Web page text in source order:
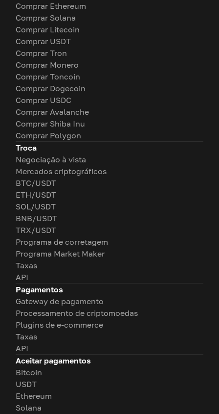
Comprar Ethereum
Comprar Solana
Comprar Litecoin
Comprar USDT
Comprar Tron
Comprar Monero
Comprar Toncoin
Comprar Dogecoin
Comprar USDC
Comprar Avalanche
Comprar Shiba Inu
Comprar Polygon
Troca
Negociação à vista
Mercados criptográficos
BTC/USDT
ETH/USDT
SOL/USDT
BNB/USDT
TRX/USDT
Programa de corretagem
Programa Market Maker
Taxas
API
Pagamentos
Gateway de pagamento
Processamento de criptomoedas
Plugins de e-commerce
Taxas
API
Aceitar pagamentos
Bitcoin
USDT
Ethereum
Solana